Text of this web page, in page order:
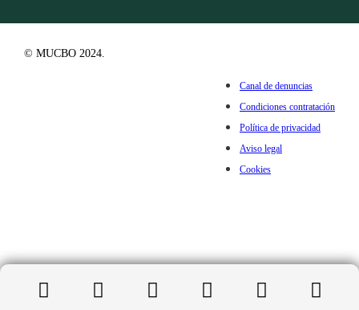
© MUCBO 2024.
Canal de denuncias
Condiciones contratación
Política de privacidad
Aviso legal
Cookies